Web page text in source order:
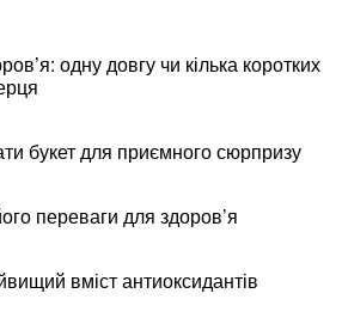
одну довгу чи кілька коротких
букет для приємного сюрпризу
переваги для здоров’я
вміст антиоксидантів